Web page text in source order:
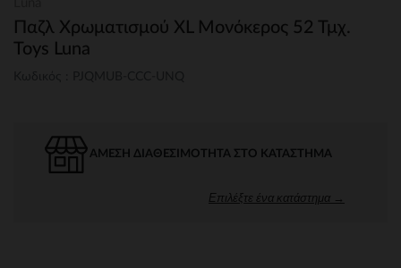
Παζλ Χρωματισμού XL Μονόκερος 52 Τμχ.
Toys Luna
ΆΜΕΣΗ ΔΙΑΘΕΣΙΜΌΤΗΤΑ ΣΤΟ ΚΑΤΆΣΤΗΜΑ
Επιλέξτε ένα κατάστημα →